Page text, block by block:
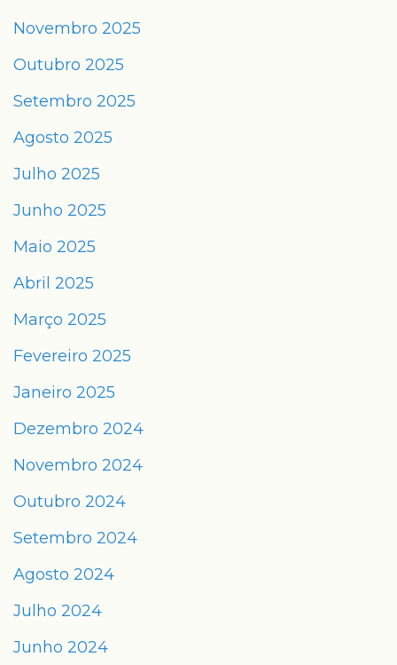
Novembro 2025
Outubro 2025
Setembro 2025
Agosto 2025
Julho 2025
Junho 2025
Maio 2025
Abril 2025
Março 2025
Fevereiro 2025
Janeiro 2025
Dezembro 2024
Novembro 2024
Outubro 2024
Setembro 2024
Agosto 2024
Julho 2024
Junho 2024